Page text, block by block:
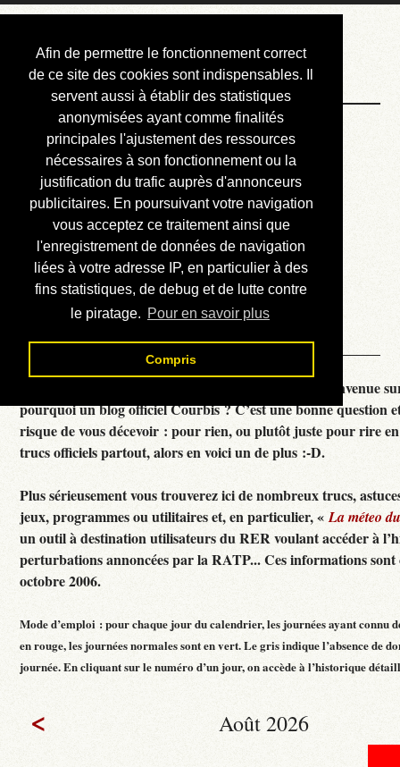
Afin de permettre le fonctionnement correct
de ce site des cookies sont indispensables. Il
servent aussi à établir des statistiques
anonymisées ayant comme finalités
principales l'ajustement des ressources
nécessaires à son fonctionnement ou la
justification du trafic auprès d'annonceurs
publicitaires. En poursuivant votre navigation
vous acceptez ce traitement ainsi que
l'enregistrement de données de navigation
liées à votre adresse IP, en particulier à des
fins statistiques, de debug et de lutte contre
le piratage. Pour en savoir plus
Compris
Courbis, « LE »
Blog Officiel
Bienvenue
Réalisations
Divers (et d’été)
Annonces
Liens externes
Téléchargement
Contact
Courbis, « LE » Blog Officiel - je vous souhaite la bienvenue
pourquoi un blog officiel Courbis ? C’est une bonne question
risque de vous décevoir : pour rien, ou plutôt juste pour rire
trucs officiels partout, alors en voici un de plus :-D.
Plus sérieusement vous trouverez ici de nombreux trucs,
jeux, programmes ou utilitaires et, en particulier, «La méteo
un outil à destination utilisateurs du RER voulant accéder à
perturbations annoncées par la RATP... Ces informations sont
octobre 2006.
Mode d’emploi : pour chaque jour du calendrier, les journées ayant connu
en rouge, les journées normales sont en vert. Le gris indique l’absence de
journée. En cliquant sur le numéro d’un jour, on accède à l’historique
< Août 2026